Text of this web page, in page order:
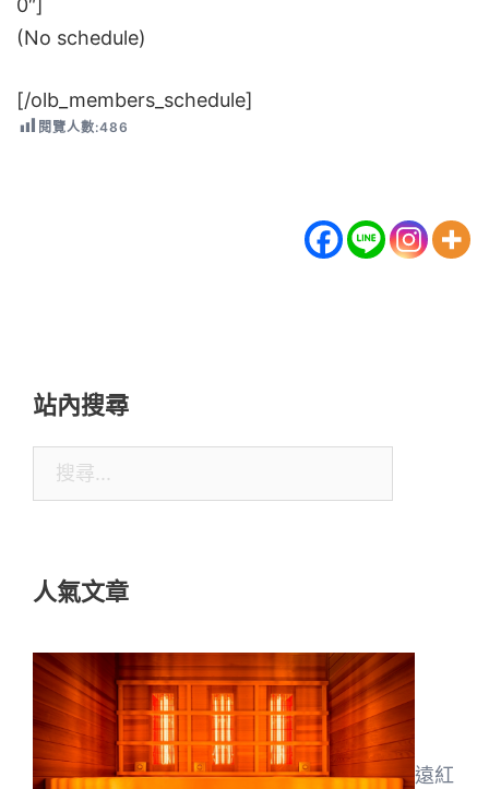
0″]
(No schedule)
[/olb_members_schedule]
閱覽人數:486
站內搜尋
字:
人氣文章
遠紅